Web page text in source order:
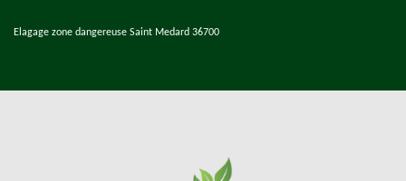
Elagage zone dangereuse Saint Medard 36700